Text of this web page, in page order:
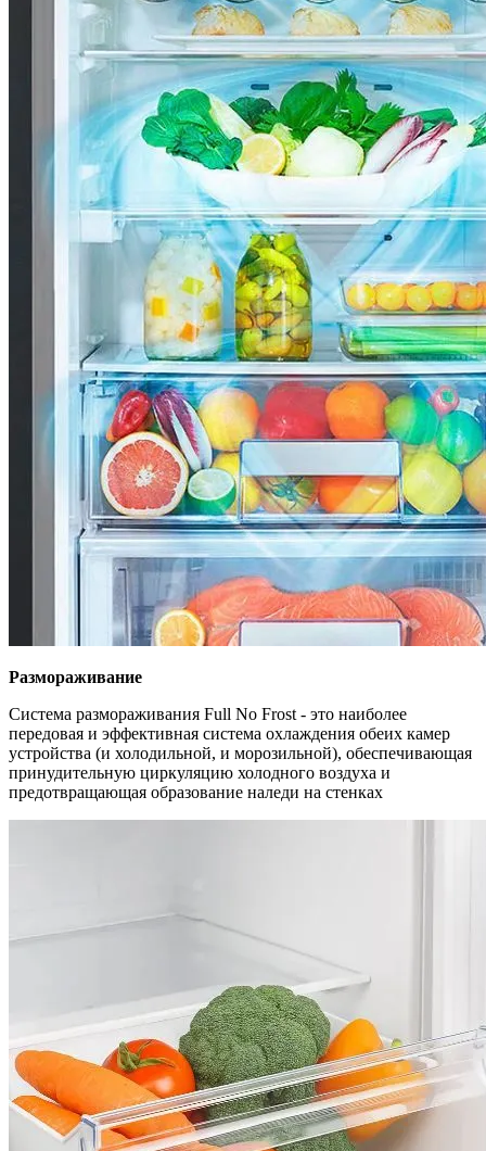
Размораживание
Система размораживания Full No Frost - это наиболее
передовая и эффективная система охлаждения обеих камер
устройства (и холодильной, и морозильной), обеспечивающая
принудительную циркуляцию холодного воздуха и
предотвращающая образование наледи на стенках